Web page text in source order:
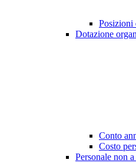
Posizioni
Dotazione
Conto
Costo
Personale non